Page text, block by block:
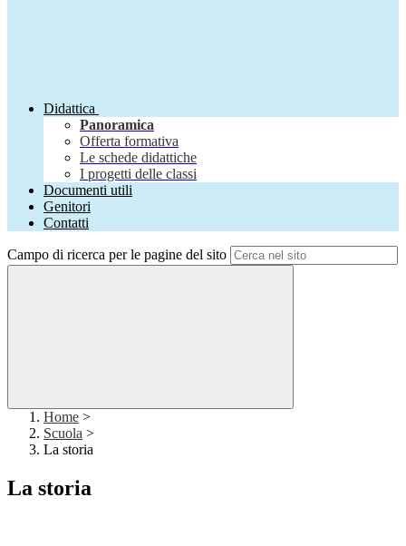
Didattica
Panoramica
Offerta formativa
Le schede didattiche
I progetti delle classi
Documenti utili
Genitori
Contatti
Campo di ricerca per le pagine del sito
Home >
Scuola >
La storia
La storia